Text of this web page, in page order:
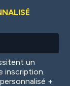
un
inscription.
+